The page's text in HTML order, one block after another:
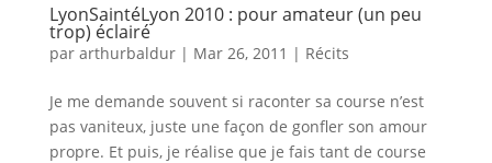
LyonSaintéLyon 2010 : pour amateur (un peu
trop) éclairé
par arthurbaldur| Mar 26, 2011 | Récits
Je me demande souvent si raconter sa course n’est
pas vaniteux, juste une façon de gonfler son amour
propre. Et puis, je réalise que je fais tant de course